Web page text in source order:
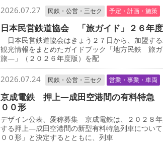
2026.07.27 民鉄・公営・三セク 予定・計画・施策
日本民営鉄道協会 「旅ガイド」２６年
日本民営鉄道協会はきょう２７日から、加盟す
観光情報をまとめたガイドブック「地方民鉄 旅
旅―」（２０２６年度版）を配
2026.07.24 民鉄・公営・三セク 営業・事業・車両
京成電鉄 押上―成田空港間の有料特急
００形
デザイン公表、愛称募集 京成電鉄は、２０２８
する押上―成田空港間の新型有料特急列車につい
００形」と決定するとともに、列車